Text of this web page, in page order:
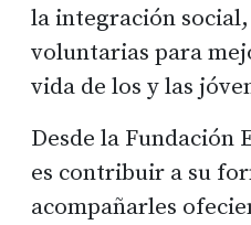
la integración
voluntarias para
vida de los y las
Desde la Fundación
es contribuir a su
acompañarles